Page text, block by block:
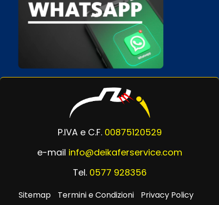
P.IVA e C.F. 00875120529
e-mail info@deikaferservice.com
Tel. 0577 928356
Sitemap Termini e Condizioni Privacy Policy